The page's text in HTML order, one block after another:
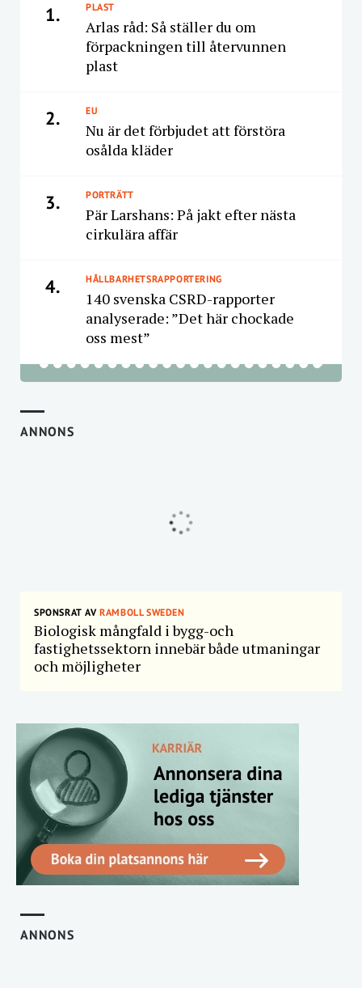
1. PLAST
Arlas råd: Så ställer du om
förpackningen till återvunnen
plast
2. EU
Nu är det förbjudet att förstöra
osålda kläder
3. PORTRÄTT
Pär Larshans: På jakt efter nästa
cirkulära affär
4. HÅLLBARHETSRAPPORTERING
140 svenska CSRD-rapporter
analyserade: ”Det här chockade
oss mest”
ANNONS
SPONSRAT AVRAMBOLL SWEDEN
Biologisk mångfald i bygg-och
fastighetssektorn innebär både utmaningar
och möjligheter
ANNONS